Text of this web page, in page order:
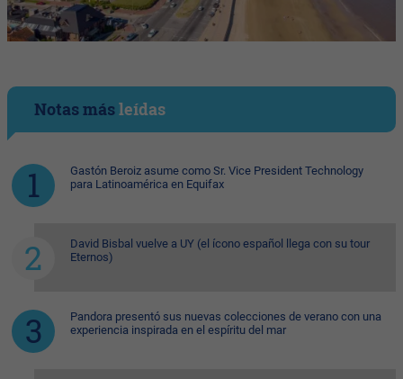
Notas másleídas
Gastón Beroiz asume como Sr. Vice President Technology
para Latinoamérica en Equifax
David Bisbal vuelve a UY (el ícono español llega con su tour
Eternos)
Pandora presentó sus nuevas colecciones de verano con una
experiencia inspirada en el espíritu del mar